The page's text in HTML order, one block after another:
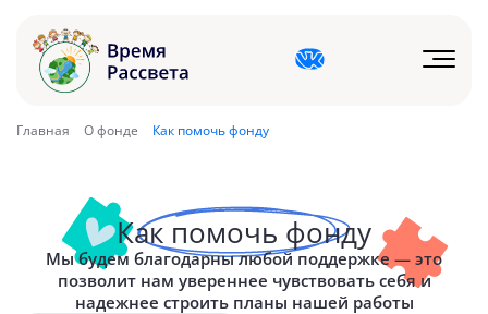
Главная О фонде Как помочь фонду
Как помочь фонду
Мы будем благодарны любой поддержке — это
позволит нам увереннее чувствовать себя и
надежнее строить планы нашей работы